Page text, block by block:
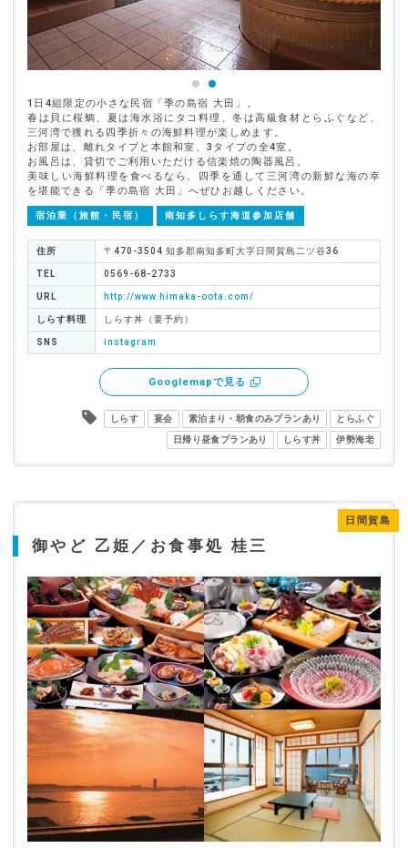
1日4組限定の小さな民宿「季の島宿 大田」。
春は貝に桜鯛、夏は海水浴にタコ料理、冬は高級食材とらふぐなど、
三河湾で獲れる四季折々の海鮮料理が楽しめます。
お部屋は、離れタイプと本館和室、3タイプの全4室。
お風呂は、貸切でご利用いただける信楽焼の陶器風呂。
美味しい海鮮料理を食べるなら、四季を通して三河湾の新鮮な海の幸
を堪能できる「季の島宿 大田」へぜひお越しください。
宿泊業（旅館・民宿） 南知多しらす海道参加店舗
住所 〒470-3504 知多郡南知多町大字日間賀島二ツ谷36
TEL 0569-68-2733
URL http://www.himaka-oota.com/
しらす料理 しらす丼（要予約）
SNS instagram
Googlemapで見る
しらす 宴会 素泊まり・朝食のみプランあり とらふぐ
日帰り昼食プランあり しらす丼 伊勢海老
御やど 乙姫／お食事処 桂三
日間賀島